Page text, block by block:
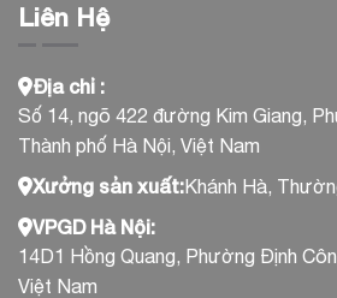
Liên Hệ
Địa chỉ :
Số 14, ngõ 422 đường Kim Giang,
Thành phố Hà Nội, Việt Nam
Xưởng sản xuất:Khánh Hà,
VPGD Hà Nội:
14D1 Hồng Quang, Phường Định
Việt Nam